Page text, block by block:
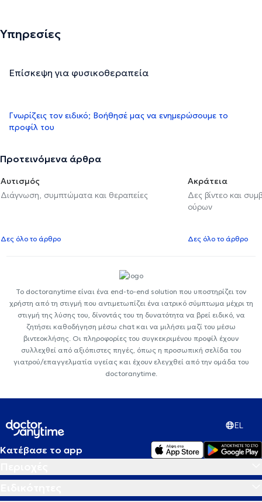
Υπηρεσίες
Επίσκεψη για φυσικοθεραπεία
Γνωρίζεις τον ειδικό; Βοήθησέ μας να ενημερώσουμε το
προφίλ του
Προτεινόμενα άρθρα
Αυτισμός
Διάγνωση, συμπτώματα και θεραπείες
Δες όλο το άρθρο
Ακράτεια
Δες βίντεο και
ούρων
Δες όλο το άρθρο
Το doctoranytime είναι ένα end-to-end solution που υποστηρίζει τον
χρήστη από τη στιγμή που αντιμετωπίζει ένα ιατρικό σύμπτωμα μέχρι τη
στιγμή της λύσης του, δίνοντάς του τη δυνατότητα να βρεί ειδικό, να
ζητήσει καθοδήγηση μέσω chat και να μιλήσει μαζί του μέσω
βιντεοκλήσης. Οι πληροφορίες του συγκεκριμένου προφίλ έχουν
συλλεχθεί από αξιόπιστες πηγές, όπως η προσωπική σελίδα του
γιατρού/επαγγελματία υγείας και έχουν ελεγχθεί από την ομάδα του
doctoranytime.
EL
Κατέβασε το app